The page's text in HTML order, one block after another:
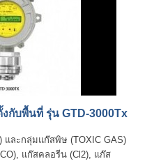
กับพื้นที่ รุ่น GTD-3000Tx
และกลุ่มแก๊สพิษ (TOXIC GAS)
แก๊สคลอรีน (Cl2), แก๊ส